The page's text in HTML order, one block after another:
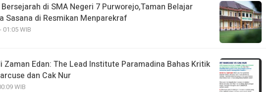
di SMA Negeri 7 Purworejo,Taman Belajar
Sasana di Resmikan Menparekraf
01:05 WIB
Zaman Edan: The Lead Institute Paramadina Bahas Kritik
dan Cak Nur
WIB